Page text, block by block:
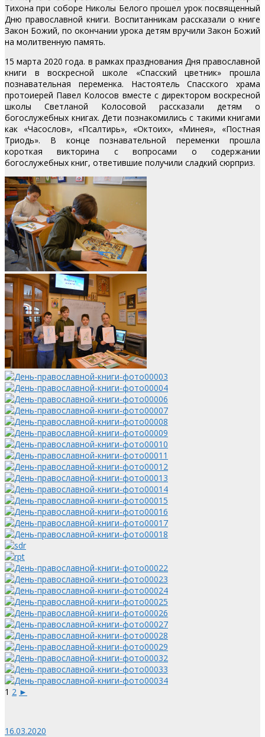
Тихона при соборе Николы Белого прошел урок посвященный
Дню православной книги. Воспитанникам рассказали о книге
Закон Божий, по окончании урока детям вручили Закон Божий
на молитвенную память.
15 марта 2020 года. в рамках празднования Дня православной
книги в воскресной школе «Спасский цветник» прошла
познавательная переменка. Настоятель Спасского храма
протоиерей Павел Колосов вместе с директором воскресной
школы Светланой Колосовой рассказали детям о
богослужебных книгах. Дети познакомились с такими книгами
как «Часослов», «Псалтирь», «Октоих», «Минея», «Постная
Триодь». В конце познавательной переменки прошла
короткая викторина с вопросами о содержании
богослужебных книг, ответившие получили сладкий сюрприз.
1 2 ►
16.03.2020